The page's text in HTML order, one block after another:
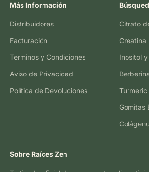
Más Información
Distribuidores
Facturación
Terminos y Condiciones
Aviso de Privacidad
Política de Devoluciones
Citrato
Creatina
Inositol
Berberina
Gomitas
Sobre Raíces Zen